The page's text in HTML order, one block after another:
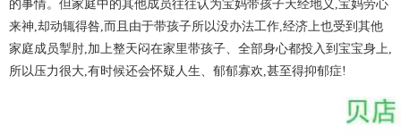
的事情。但家庭中的其他成员往往认为宝妈带孩子天经地义,宝妈劳心
来神,却动辄得咎,而且由于带孩子所以没办法工作,经济上也受到其他
家庭成员掣肘,加上整天闷在家里带孩子、全部身心都投入到宝宝身上,
所以压力很大,有时候还会怀疑人生、郁郁寡欢,甚至得抑郁症!